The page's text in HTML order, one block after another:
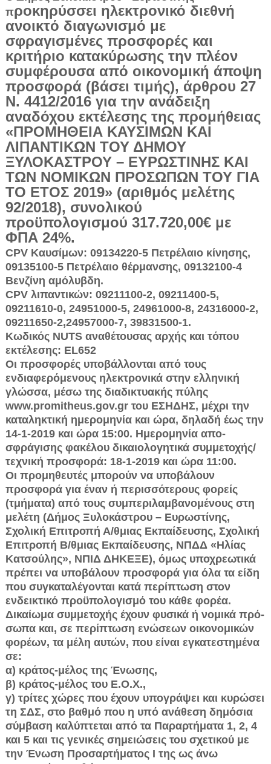
προκηρύσσει ηλεκτρονικό διεθνή
ανοικτό διαγω­νισμό με
σφραγισμένες προσφορές και
κριτήριο κατα­κύρωσης την πλέον
συμφέρουσα από οικονομική άπο­ψη
προσφορά (βάσει τιμής), άρθρου 27
Ν. 4412/2016 για την ανάδειξη
αναδόχου εκτέλεσης της προμήθειας
«ΠΡΟΜΗΘΕΙΑ ΚΑΥΣΙΜΩΝ ΚΑΙ
ΛΙΠΑΝΤΙΚΩΝ ΤΟΥ ΔΗΜΟΥ
ΞΥΛΟΚΑΣΤΡΟΥ – ΕΥΡΩΣΤΙΝΗΣ ΚΑΙ
ΤΩΝ ΝΟΜΙΚΩΝ ΠΡΟΣΩ­ΠΩΝ ΤΟΥ ΓΙΑ
ΤΟ ΕΤΟΣ 2019» (αριθμός μελέτης
92/2018), συνολικού
προϋπολογισμού 317.720,00€ με
ΦΠΑ 24%.
CPV Καυσίμων: 09134220-5 Πετρέλαιο κίνησης,
09135100-5 Πετρέλαιο θέρμανσης, 09132100-4
Βενζί­νη αμόλυβδη.
CPV λιπαντικών: 09211100-2, 09211400-5,
09211610-0, 24951000-5, 24961000-8, 24316000-2,
09211650-2,24957000-7, 39831500-1.
Κωδικός NUTS αναθέτουσας αρχής και τόπου
εκτέ­λεσης: EL652
Οι προσφορές υποβάλλονται από τους
ενδιαφερό­μενους ηλεκτρονικά στην ελληνική
γλώσσα, μέσω της διαδικτυακής πύλης
www.promitheus.gov.gr του ΕΣΗ­ΔΗΣ, μέχρι την
καταληκτική ημερομηνία και ώρα, δηλα­δή έως την
14-1-2019 και ώρα 15:00. Ημερομηνία απο­
σφράγισης φακέλου δικαιολογητικά συμμετοχής/
τεχνι­κή προσφορά: 18-1-2019 και ώρα 11:00.
Οι προμηθευτές μπορούν να υποβάλουν
προσφορά για έναν ή περισσότερους φορείς
(τμήματα) από τους συμπεριλαμβανομένους στη
μελέτη (Δήμος Ξυλοκά­στρου – Ευρωστίνης,
Σχολική Επιτροπή Α/θμιας Εκπαί­δευσης, Σχολική
Επιτροπή Β/θμιας Εκπαίδευσης, ΝΠΔΔ «Ηλίας
Κατσούλης», ΝΠΙΔ ΔΗΚΕΞΕ), όμως υποχρεωτικά
πρέπει να υποβάλουν προσφορά για όλα τα είδη
που συγκαταλέγονται κατά περίπτωση στον
ενδεικτικό προ­ϋπολογισμό του κάθε φορέα.
Δικαίωμα συμμετοχής έχουν φυσικά ή νομικά πρό­
σωπα και, σε περίπτωση ενώσεων οικονομικών
φορέων, τα μέλη αυτών, που είναι εγκατεστημένα
σε:
α) κράτος-μέλος της Ένωσης,
β) κράτος-μέλος του Ε.Ο.Χ.,
γ) τρίτες χώρες που έχουν υπογράψει και κυρώσει
τη ΣΔΣ, στο βαθμό που η υπό ανάθεση δημόσια
σύμβαση καλύπτεται από τα Παραρτήματα 1, 2, 4
και 5 και τις γε­νικές σημειώσεις του σχετικού με
την Ένωση Προσαρτή­ματος I της ως άνω